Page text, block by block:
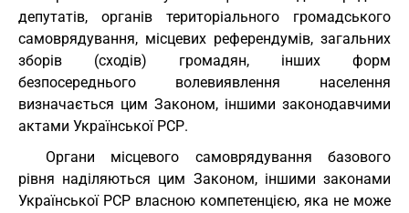
депутатів, органів територіального громадського
самоврядування, місцевих референдумів, загальних
зборів (сходів) громадян, інших форм
безпосереднього волевиявлення населення
визначається цим Законом, іншими законодавчими
актами Української РСР.
Органи місцевого самоврядування базового
рівня наділяються цим Законом, іншими законами
Української РСР власною компетенцією, яка не може